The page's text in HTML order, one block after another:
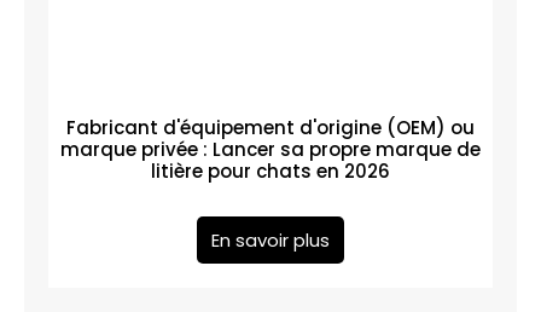
Fabricant d'équipement d'origine (OEM) ou
marque privée : Lancer sa propre marque de
litière pour chats en 2026
En savoir plus